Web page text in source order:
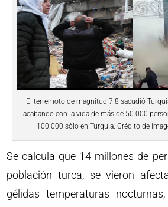
El terremoto de magnitud 7.8 sacudió
acabando con la vida de más de 50.000
100.000 sólo en Turquía. Crédito de
Se calcula que 14 millones de
población turca, se vieron
gélidas temperaturas